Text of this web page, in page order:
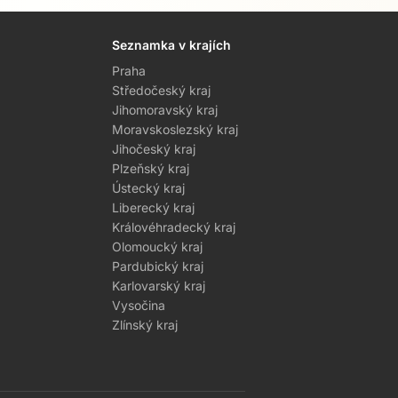
Seznamka v krajích
Praha
Středočeský kraj
Jihomoravský kraj
Moravskoslezský kraj
Jihočeský kraj
Plzeňský kraj
Ústecký kraj
Liberecký kraj
Královéhradecký kraj
Olomoucký kraj
Pardubický kraj
Karlovarský kraj
Vysočina
Zlínský kraj